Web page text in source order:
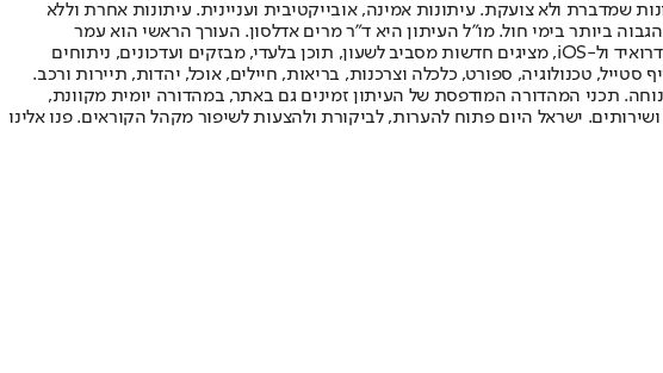
שמדברת ולא צועקת. עיתונות אמינה, אובייקטיבית ועניינית. עיתונות אחרת וללא
לעיתון הישראלי בעל שיעור החשיפה הגבוה ביותר בימי חול. מו"ל העיתון היא ד"ר מרים אדלסון. העורך הראשי הוא עמר
לחמנוביץ, והעורך המייסד הוא עמוס רגב. אתרי האינטרנט של "ישראל היום" בעברית ובאנגלית, כמו כן היישומונים (אפליקציות) לאנדרואיד ול-iOS, מציגים חדשות מסביב לשעון, תוכן בלעדי, מבזקים ועדכונים, ניתוחים
טכנולוגיה, ספורט, כלכלה וצרכנות, בריאות, חיילים, אוכל, יהדות, תיירות ורכב.
תכני המהדורה המודפסת של העיתון זמינים גם באתר, במהדורה יומית מקוונת,
ישראל היום פתוח להערות, לביקורת ולהצעות לשיפור מקהל הקוראים. פנו אלינו